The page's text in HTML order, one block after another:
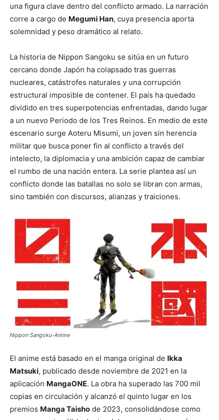
una figura clave dentro del conflicto armado. La narración
corre a cargo de Megumi Han, cuya presencia aporta
solemnidad y peso dramático al relato.
La historia de Nippon Sangoku se sitúa en un futuro
cercano donde Japón ha colapsado tras guerras
nucleares, catástrofes naturales y una corrupción
estructural imposible de contener. El país ha quedado
dividido en tres superpotencias enfrentadas, dando lugar
a un nuevo Periodo de los Tres Reinos. En medio de este
escenario surge Aoteru Misumi, un joven sin herencia
militar que busca poner fin al conflicto a través del
intelecto, la diplomacia y una ambición capaz de cambiar
el rumbo de una nación entera. La serie plantea así un
conflicto donde las batallas no solo se libran con armas,
sino también con discursos, alianzas y traiciones.
Nippon Sangoku-Anime
El anime está basado en el manga original de Ikka
Matsuki, publicado desde noviembre de 2021 en la
aplicación MangaONE. La obra ha superado las 700 mil
copias en circulación y alcanzó el quinto lugar en los
premios Manga Taisho de 2023, consolidándose como